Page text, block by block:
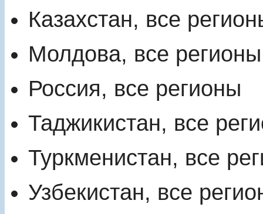
Казахстан, все
Молдова, все регионы
Россия, все регионы
Таджикистан, все
Туркменистан, все
Узбекистан, все